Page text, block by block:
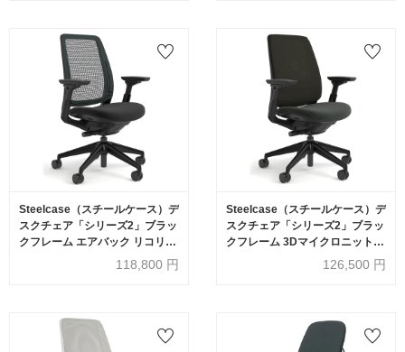
Steelcase（スチールケース）デ
スクチェア「シリーズ2」ブラッ
クフレーム エアバック リコリス
118,800 円
Steelcase（スチールケース）デ
スクチェア「シリーズ2」ブラッ
クフレーム 3Dマイクロニット
126,500 円